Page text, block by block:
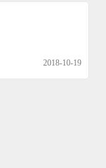
2018-10-19